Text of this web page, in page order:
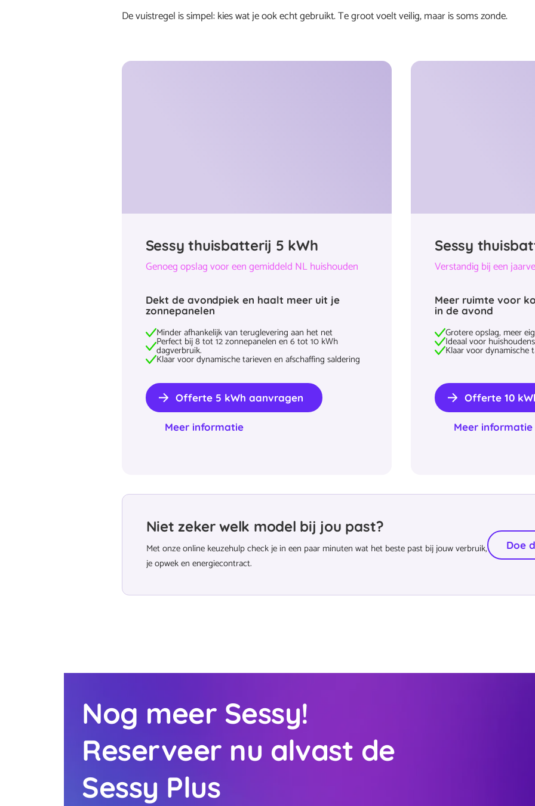
De vuistregel is simpel: kies wat je ook echt gebruikt. Te groot voelt veilig, maar is soms zonde.
Sessy thuisbatterij 5 kWh
Genoeg opslag voor een gemiddeld NL huishouden
Dekt de avondpiek en haalt meer uit je
zonnepanelen
Minder afhankelijk van teruglevering aan het net
Perfect bij 8 tot 12 zonnepanelen en 6 tot 10 kWh
dagverbruik.
Klaar voor dynamische tarieven en afschaffing saldering
Offerte 5 kWh aanvragen
Meer informatie
Sessy
Verstandig bij een
Meer ruimte voor
in de avond
Grotere opslag, meer
Ideaal voor
Klaar voor dynamische
Offerte 10
Meer informatie
Niet zeker welk model bij jou past?
Met onze online keuzehulp check je in een paar minuten wat het beste past bij jouw verbruik,
je opwek en energiecontract.
Doe
Nog meer Sessy!
Reserveer nu alvast de
Sessy Plus